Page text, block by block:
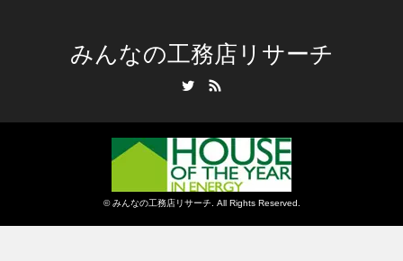
みんなの工務店リサーチ
©みんなの工務店リサーチ. All Rights Reserved.